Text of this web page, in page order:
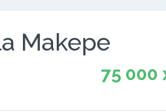
Makepe
75 000